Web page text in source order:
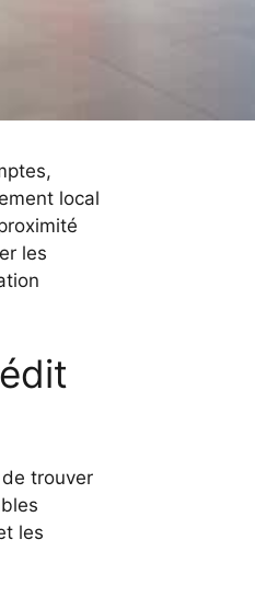
local
les
trouver
les